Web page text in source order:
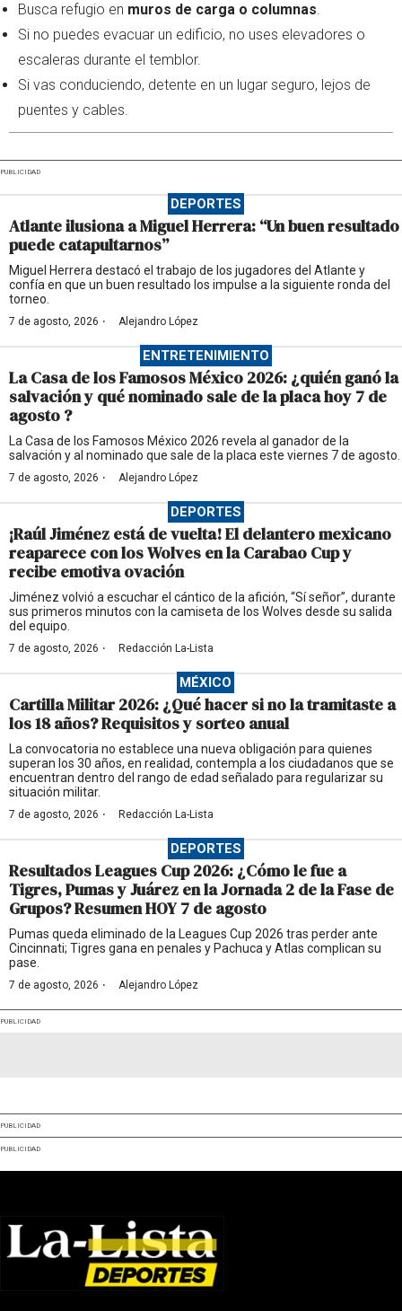
Busca refugio en muros de carga o columnas.
Si no puedes evacuar un edificio, no uses elevadores o
escaleras durante el temblor.
Si vas conduciendo, detente en un lugar seguro, lejos de
puentes y cables.
PUBLICIDAD
DEPORTES
Atlante ilusiona a Miguel Herrera: “Un buen resultado
puede catapultarnos”
Miguel Herrera destacó el trabajo de los jugadores del Atlante y
confía en que un buen resultado los impulse a la siguiente ronda del
torneo.
7 de agosto, 2026 · Alejandro López
ENTRETENIMIENTO
La Casa de los Famosos México 2026: ¿quién ganó la
salvación y qué nominado sale de la placa hoy 7 de
agosto ?
La Casa de los Famosos México 2026 revela al ganador de la
salvación y al nominado que sale de la placa este viernes 7 de agosto.
7 de agosto, 2026 · Alejandro López
DEPORTES
¡Raúl Jiménez está de vuelta! El delantero mexicano
reaparece con los Wolves en la Carabao Cup y
recibe emotiva ovación
Jiménez volvió a escuchar el cántico de la afición, “Sí señor”, durante
sus primeros minutos con la camiseta de los Wolves desde su salida
del equipo.
7 de agosto, 2026 · Redacción La-Lista
MÉXICO
Cartilla Militar 2026: ¿Qué hacer si no la tramitaste a
los 18 años? Requisitos y sorteo anual
La convocatoria no establece una nueva obligación para quienes
superan los 30 años, en realidad, contempla a los ciudadanos que se
encuentran dentro del rango de edad señalado para regularizar su
situación militar.
7 de agosto, 2026 · Redacción La-Lista
DEPORTES
Resultados Leagues Cup 2026: ¿Cómo le fue a
Tigres, Pumas y Juárez en la Jornada 2 de la Fase de
Grupos? Resumen HOY 7 de agosto
Pumas queda eliminado de la Leagues Cup 2026 tras perder ante
Cincinnati; Tigres gana en penales y Pachuca y Atlas complican su
pase.
7 de agosto, 2026 · Alejandro López
PUBLICIDAD
PUBLICIDAD
PUBLICIDAD